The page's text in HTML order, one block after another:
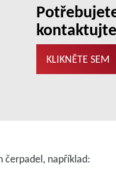
KLIKNĚTE SEM
čerpadel, například: